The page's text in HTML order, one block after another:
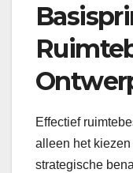
Effectief
alleen het
strategische